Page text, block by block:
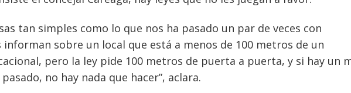
tan simples como lo que nos ha pasado un par de veces con
informan sobre un local que está a menos de 100 metros de un
pero la ley pide 100 metros de puerta a puerta, y si hay un
no hay nada que hacer”, aclara.